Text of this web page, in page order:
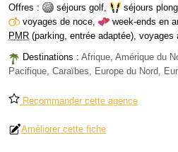
Offres :
séjours golf, séjours
voyages de noce, week-ends en
PMR (parking, entrée adaptée), voyages
Destinations : Afrique, Amérique du
Pacifique, Caraïbes, Europe du Nord,
Recommander cette agence
Améliorer cette fiche